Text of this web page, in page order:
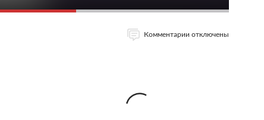
Комментарии отключены